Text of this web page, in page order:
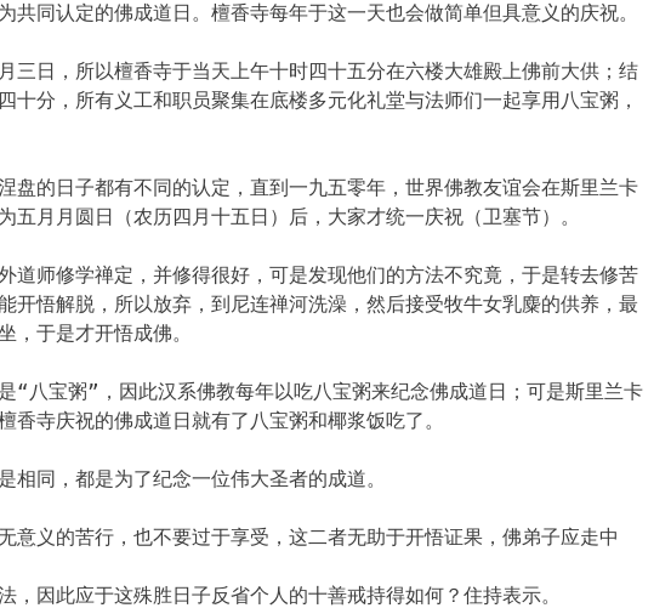
共同认定的佛成道日。檀香寺每年于这一天也会做简单但具意义的庆祝。
三日，所以檀香寺于当天上午十时四十五分在六楼大雄殿上佛前大供；结
十分，所有义工和职员聚集在底楼多元化礼堂与法师们一起享用八宝粥，
盘的日子都有不同的认定，直到一九五零年，世界佛教友谊会在斯里兰卡
五月月圆日（农历四月十五日）后，大家才统一庆祝（卫塞节）。
道师修学禅定，并修得很好，可是发现他们的方法不究竟，于是转去修苦
开悟解脱，所以放弃，到尼连禅河洗澡，然后接受牧牛女乳麋的供养，最
，于是才开悟成佛。
“八宝粥”，因此汉系佛教每年以吃八宝粥来纪念佛成道日；可是斯里兰卡
香寺庆祝的佛成道日就有了八宝粥和椰浆饭吃了。
同，都是为了纪念一位伟大圣者的成道。
意义的苦行，也不要过于享受，这二者无助于开悟证果，佛弟子应走中
，因此应于这殊胜日子反省个人的十善戒持得如何？住持表示。